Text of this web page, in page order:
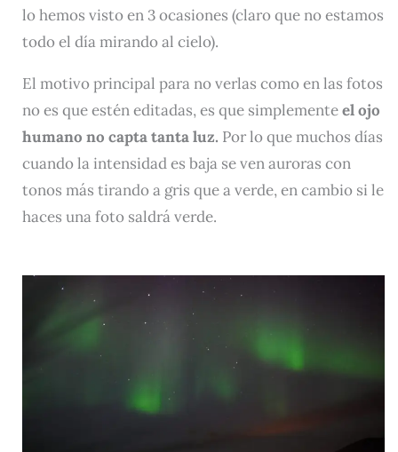
lo hemos visto en 3 ocasiones (claro que no estamos
todo el día mirando al cielo).
El motivo principal para no verlas como en las fotos
no es que estén editadas, es que simplementeel ojo
humano no capta tanta luz. Por lo que muchos días
cuando la intensidad es baja se ven auroras con
tonos más tirando a gris que a verde, en cambio si le
haces una foto saldrá verde.